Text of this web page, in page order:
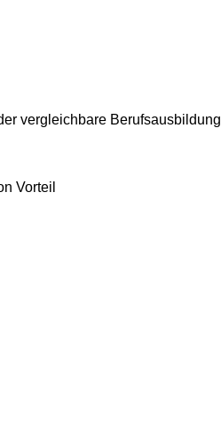
vergleichbare Berufsausbildung
Vorteil